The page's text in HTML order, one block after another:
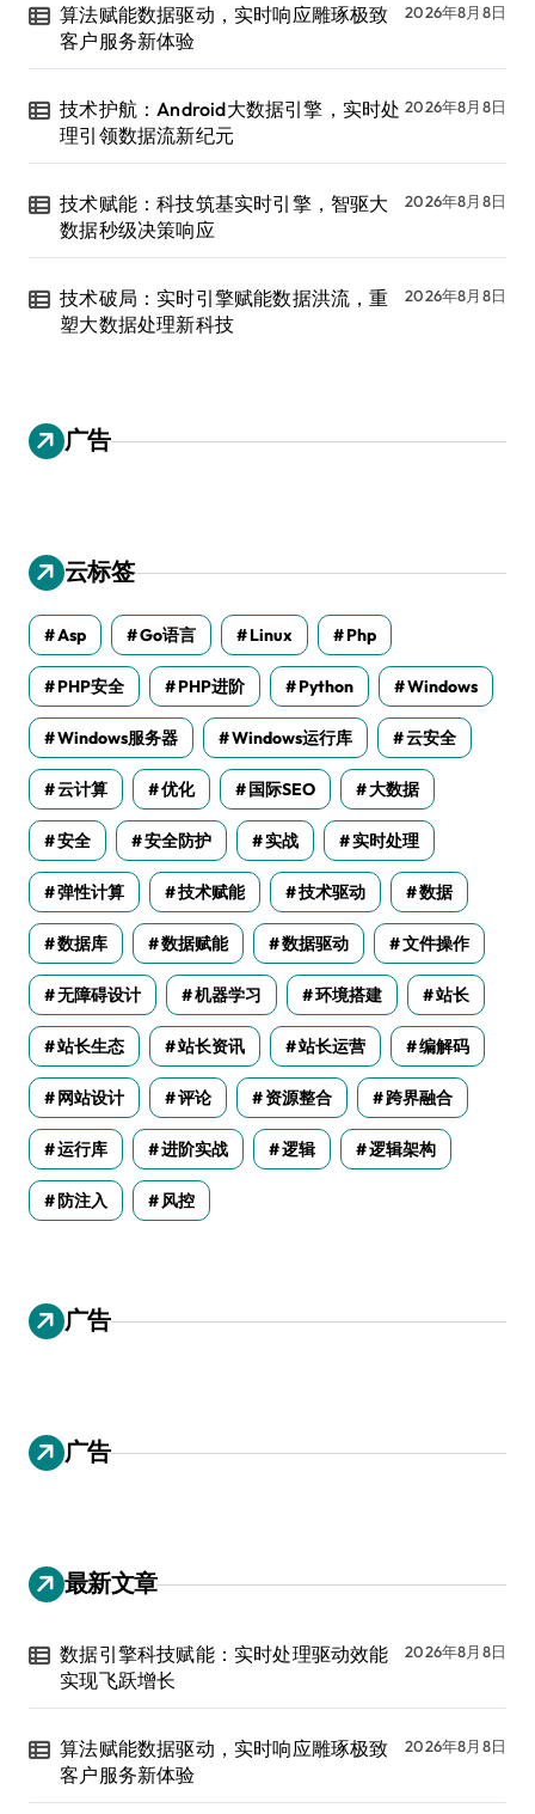
算法赋能数据驱动，实时响应雕琢极致
客户服务新体验
2026年8月8日
技术护航：Android大数据引擎，实时处
理引领数据流新纪元
2026年8月8日
技术赋能：科技筑基实时引擎，智驱大
数据秒级决策响应
2026年8月8日
技术破局：实时引擎赋能数据洪流，重
塑大数据处理新科技
2026年8月8日
广告
云标签
Asp Go语言 Linux Php
PHP安全 PHP进阶 Python Windows
Windows服务器 Windows运行库 云安全
云计算 优化 国际SEO 大数据
安全 安全防护 实战 实时处理
弹性计算 技术赋能 技术驱动 数据
数据库 数据赋能 数据驱动 文件操作
无障碍设计 机器学习 环境搭建 站长
站长生态 站长资讯 站长运营 编解码
网站设计 评论 资源整合 跨界融合
运行库 进阶实战 逻辑 逻辑架构
防注入 风控
广告
广告
最新文章
数据引擎科技赋能：实时处理驱动效能
实现飞跃增长
2026年8月8日
算法赋能数据驱动，实时响应雕琢极致
客户服务新体验
2026年8月8日